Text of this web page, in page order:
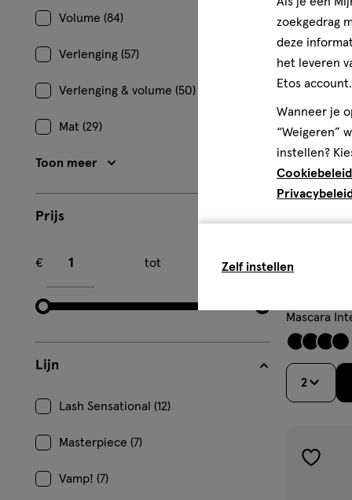
Volume (84)
Verlenging (57)
Verlenging & volume (50)
Mat (29)
Toon meer
Prijs
€
tot
Lijn
Lash Sensational (12)
Masterpiece (7)
Vamp! (7)
aan
9.5 ML
Mascara
2
zoekgedrag
deze
het leveren
Etos account.
Wanneer je
“Weigeren”
instellen?
Cookiebeleid
Privacybeleid
Zelf instellen